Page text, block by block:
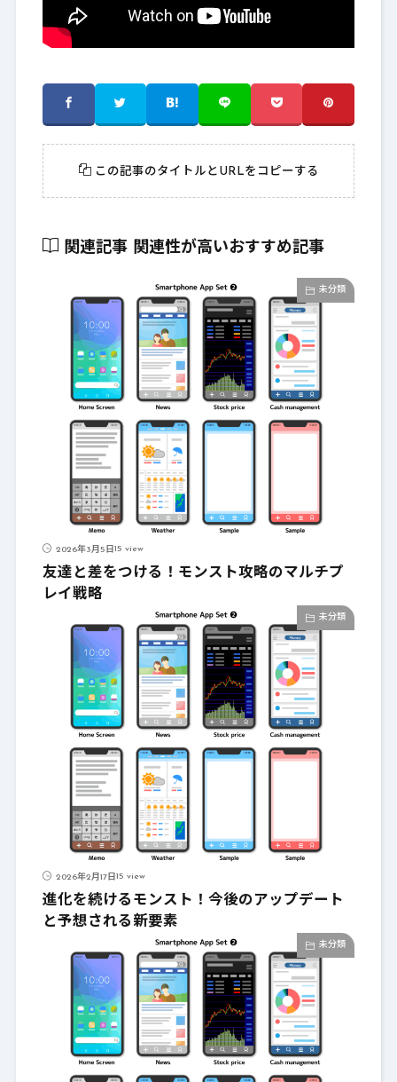
この記事のタイトルとURLをコピーする
関連記事 関連性が高いおすすめ記事
未分類
2026年3月5日15 view
友達と差をつける！モンスト攻略のマルチプ
レイ戦略
未分類
2026年2月17日15 view
進化を続けるモンスト！今後のアップデート
と予想される新要素
未分類